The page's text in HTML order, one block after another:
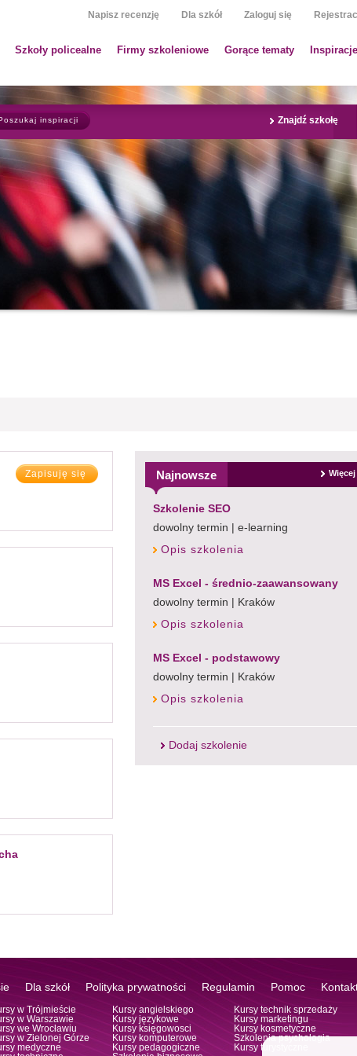
Napisz recenzję Dla szkół Zaloguj się
Szkoły policealne Firmy szkoleniowe Gorące tematy Inspiracje
Znajdź szkołę
inspiracji
Więcej
Najnowsze
Szkolenie SEO
dowolny termin | e-learning
Opis szkolenia
MS Excel - średnio-zaawansowany
dowolny termin | Kraków
Opis szkolenia
MS Excel - podstawowy
dowolny termin | Kraków
Opis szkolenia
Dodaj szkolenie
Zapisuję się
Dla szkół Polityka prywatności Regulamin Pomoc
w Trójmieście
w Warszawie
we Wrocławiu
w Zielonej Górze
medyczne
Kursy angielskiego
Kursy językowe
Kursy księgowosci
Kursy komputerowe
Kursy pedagogiczne
Kursy technik sprzedaży
Kursy marketingu
Kursy kosmetyczne
Szkolenia psychologia
Kursy turystyczne